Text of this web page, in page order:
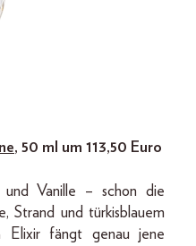
, 50 ml um 113,50 Euro
und Vanille – schon die
Strand und türkisblauem
Elixir fängt genau jene